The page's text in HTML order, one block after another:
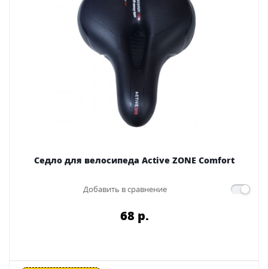
Седло для велосипеда Active ZONE Comfort
Добавить в сравнение
68 p.